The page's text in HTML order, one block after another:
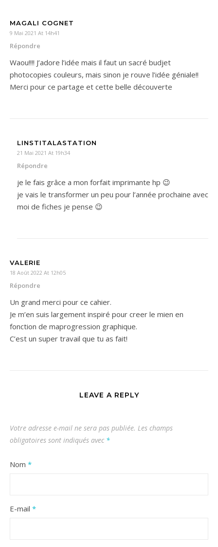
MAGALI COGNET
9 Mai 2021 At 14h41
Répondre
Waou!!!! J’adore l’idée mais il faut un sacré budjet
photocopies couleurs, mais sinon je rouve l’idée géniale!!
Merci pour ce partage et cette belle découverte
LINSTITALASTATION
21 Mai 2021 At 19h34
Répondre
je le fais grâce a mon forfait imprimante hp 😉
je vais le transformer un peu pour l’année prochaine avec
moi de fiches je pense 😉
VALERIE
18 Août 2022 At 12h05
Répondre
Un grand merci pour ce cahier.
Je m’en suis largement inspiré pour creer le mien en
fonction de maprogression graphique.
C’est un super travail que tu as fait!
LEAVE A REPLY
Votre adresse e-mail ne sera pas publiée. Les champs
obligatoires sont indiqués avec *
Nom *
E-mail *